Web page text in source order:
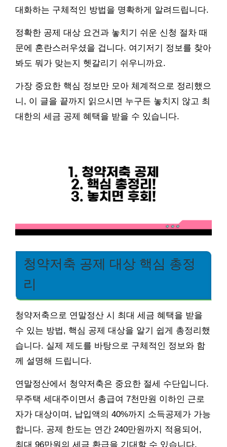
대화하는 구체적인 방법을 명확하게 알려드립니다.
정확한 공제 대상 요건과 놓치기 쉬운 신청 절차 때
문에 혼란스러우셨을 겁니다. 여기저기 정보를 찾아
봐도 뭐가 맞는지 헷갈리기 쉬우니까요.
가장 중요한 핵심 정보만 모아 체계적으로 정리했으
니, 이 글을 끝까지 읽으시면 누구든 놓치지 않고 최
대한의 세금 공제 혜택을 받을 수 있습니다.
청약저축 공제 대상 핵심 총정
리
청약저축으로 연말정산 시 최대 세금 혜택을 받을
수 있는 방법, 핵심 공제 대상을 알기 쉽게 총정리했
습니다. 실제 제도를 바탕으로 구체적인 정보와 함
께 설명해 드립니다.
연말정산에서 청약저축은 중요한 절세 수단입니다.
무주택 세대주이면서 총급여 7천만원 이하인 근로
자가 대상이며, 납입액의 40%까지 소득공제가 가능
합니다. 공제 한도는 연간 240만원까지 적용되어,
최대 96만원의 세금 환급을 기대할 수 있습니다.